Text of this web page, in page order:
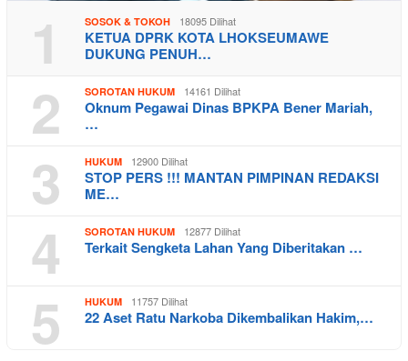
1 SOSOK & TOKOH 18095 Dilihat
KETUA DPRK KOTA LHOKSEUMAWE
DUKUNG PENUH…
2 SOROTAN HUKUM 14161 Dilihat
Oknum Pegawai Dinas BPKPA Bener Mariah,
…
3 HUKUM 12900 Dilihat
STOP PERS !!! MANTAN PIMPINAN REDAKSI
ME…
4 SOROTAN HUKUM 12877 Dilihat
Terkait Sengketa Lahan Yang Diberitakan …
5 HUKUM 11757 Dilihat
22 Aset Ratu Narkoba Dikembalikan Hakim,…